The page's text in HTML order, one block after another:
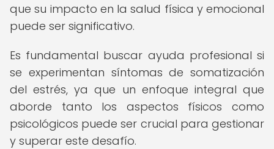
que su impacto en la salud física y emocional
puede ser significativo.
Es fundamental buscar ayuda profesional si
se experimentan síntomas de somatización
del estrés, ya que un enfoque integral que
aborde tanto los aspectos físicos como
psicológicos puede ser crucial para gestionar
y superar este desafío.